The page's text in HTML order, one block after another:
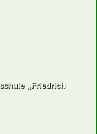
„Friedrich